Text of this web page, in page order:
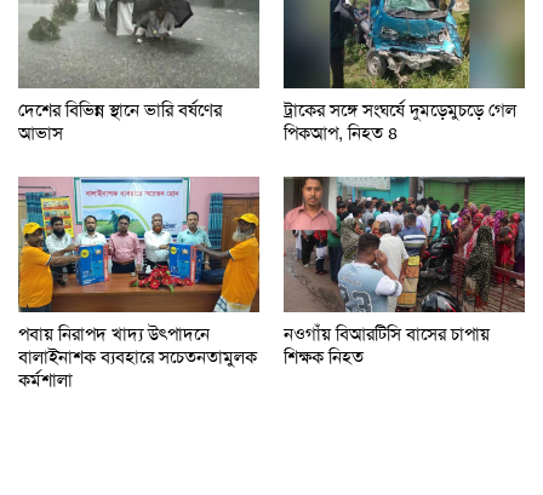
দেশের বিভিন্ন স্থানে ভারি বর্ষণের
আভাস
ট্রাকের সঙ্গে সংঘর্ষে দুমড়েমুচড়ে গেল
পিকআপ, নিহত ৪
পবায় নিরাপদ খাদ্য উৎপাদনে
বালাইনাশক ব্যবহারে সচেতনতামুলক
কর্মশালা
নওগাঁয় বিআরটিসি বাসের চাপায়
শিক্ষক নিহত